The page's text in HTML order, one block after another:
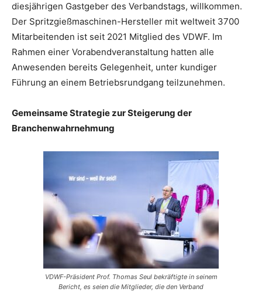
diesjährigen Gastgeber des Verbandstags, willkommen.
Der Spritzgießmaschinen-Hersteller mit weltweit 3700
Mitarbeitenden ist seit 2021 Mitglied des VDWF. Im
Rahmen einer Vorabendveranstaltung hatten alle
Anwesenden bereits Gelegenheit, unter kundiger
Führung an einem Betriebsrundgang teilzunehmen.
Gemeinsame Strategie zur Steigerung der
Branchenwahrnehmung
VDWF-Präsident Prof. Thomas Seul bekräftigte in seinem
Bericht, es seien die Mitglieder, die den Verband